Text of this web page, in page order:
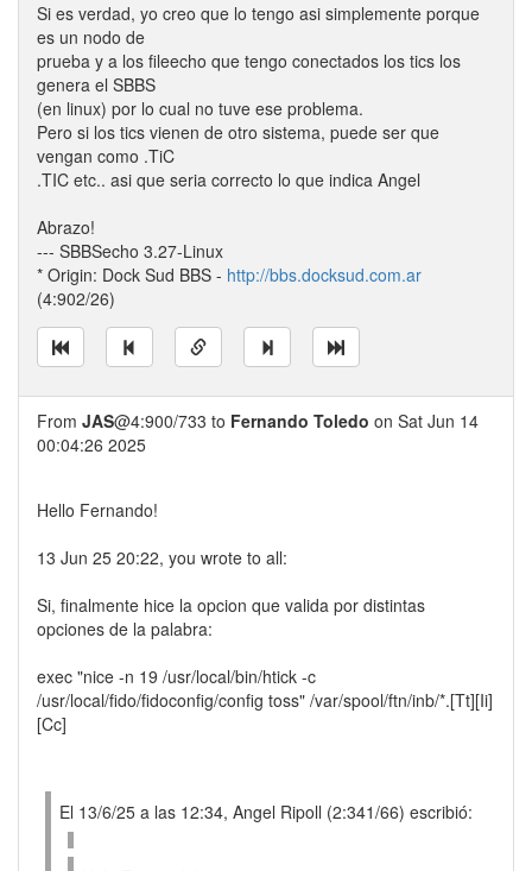
Si es verdad, yo creo que lo tengo asi simplemente porque
es un nodo de
prueba y a los fileecho que tengo conectados los tics los
genera el SBBS
(en linux) por lo cual no tuve ese problema.
Pero si los tics vienen de otro sistema, puede ser que
vengan como .TiC
.TIC etc.. asi que seria correcto lo que indica Angel
Abrazo!
--- SBBSecho 3.27-Linux
* Origin: Dock Sud BBS - http://bbs.docksud.com.ar
(4:902/26)
From JAS@4:900/733 to Fernando Toledo on Sat Jun 14
00:04:26 2025
Hello Fernando!
13 Jun 25 20:22, you wrote to all:
Si, finalmente hice la opcion que valida por distintas
opciones de la palabra:
exec "nice -n 19 /usr/local/bin/htick -c
/usr/local/fido/fidoconfig/config toss" /var/spool/ftn/inb/*.[Tt][Ii]
[Cc]
El 13/6/25 a las 12:34, Angel Ripoll (2:341/66) escribió: